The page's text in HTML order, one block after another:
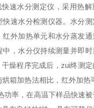
速水分测定仪，采用热解
速水分检测仪器。水分测
红外加热单元和水分蒸发
中，水分仪持续测量并即时
干燥程序完成后，zui终测
箱加热法相比，红外加热
功率，在高温下样品快速